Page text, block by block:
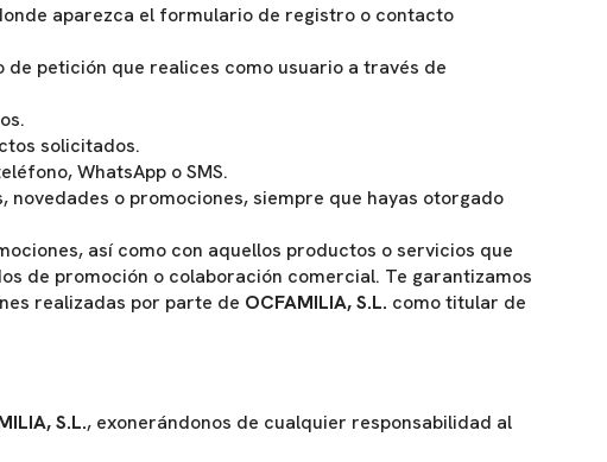
aparezca el formulario de registro o contacto
petición que realices como usuario a través de
solicitados.
WhatsApp o SMS.
o promociones, siempre que hayas otorgado
así como con aquellos productos o servicios que
de promoción o colaboración comercial. Te garantizamos
realizadas por parte de OCFAMILIA, S.L. como titular de
S.L., exonerándonos de cualquier responsabilidad al